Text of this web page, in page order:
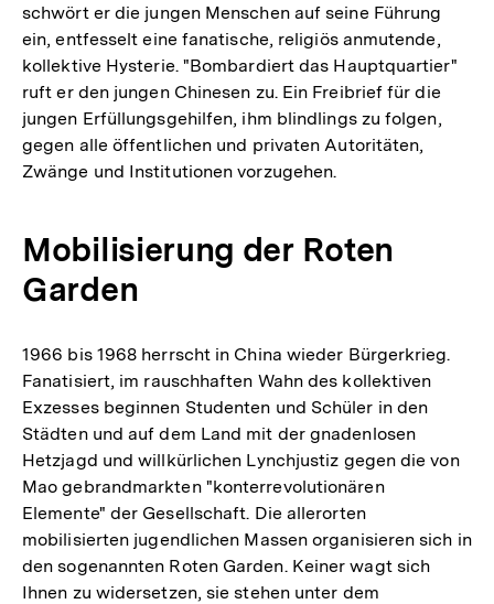
schwört er die jungen Menschen auf seine Führung
ein, entfesselt eine fanatische, religiös anmutende,
kollektive Hysterie. "Bombardiert das Hauptquartier"
ruft er den jungen Chinesen zu. Ein Freibrief für die
jungen Erfüllungsgehilfen, ihm blindlings zu folgen,
gegen alle öffentlichen und privaten Autoritäten,
Zwänge und Institutionen vorzugehen.
Mobilisierung der Roten
Garden
1966 bis 1968 herrscht in China wieder Bürgerkrieg.
Fanatisiert, im rauschhaften Wahn des kollektiven
Exzesses beginnen Studenten und Schüler in den
Städten und auf dem Land mit der gnadenlosen
Hetzjagd und willkürlichen Lynchjustiz gegen die von
Mao gebrandmarkten "konterrevolutionären
Elemente" der Gesellschaft. Die allerorten
mobilisierten jugendlichen Massen organisieren sich in
den sogenannten Roten Garden. Keiner wagt sich
Ihnen zu widersetzen, sie stehen unter dem